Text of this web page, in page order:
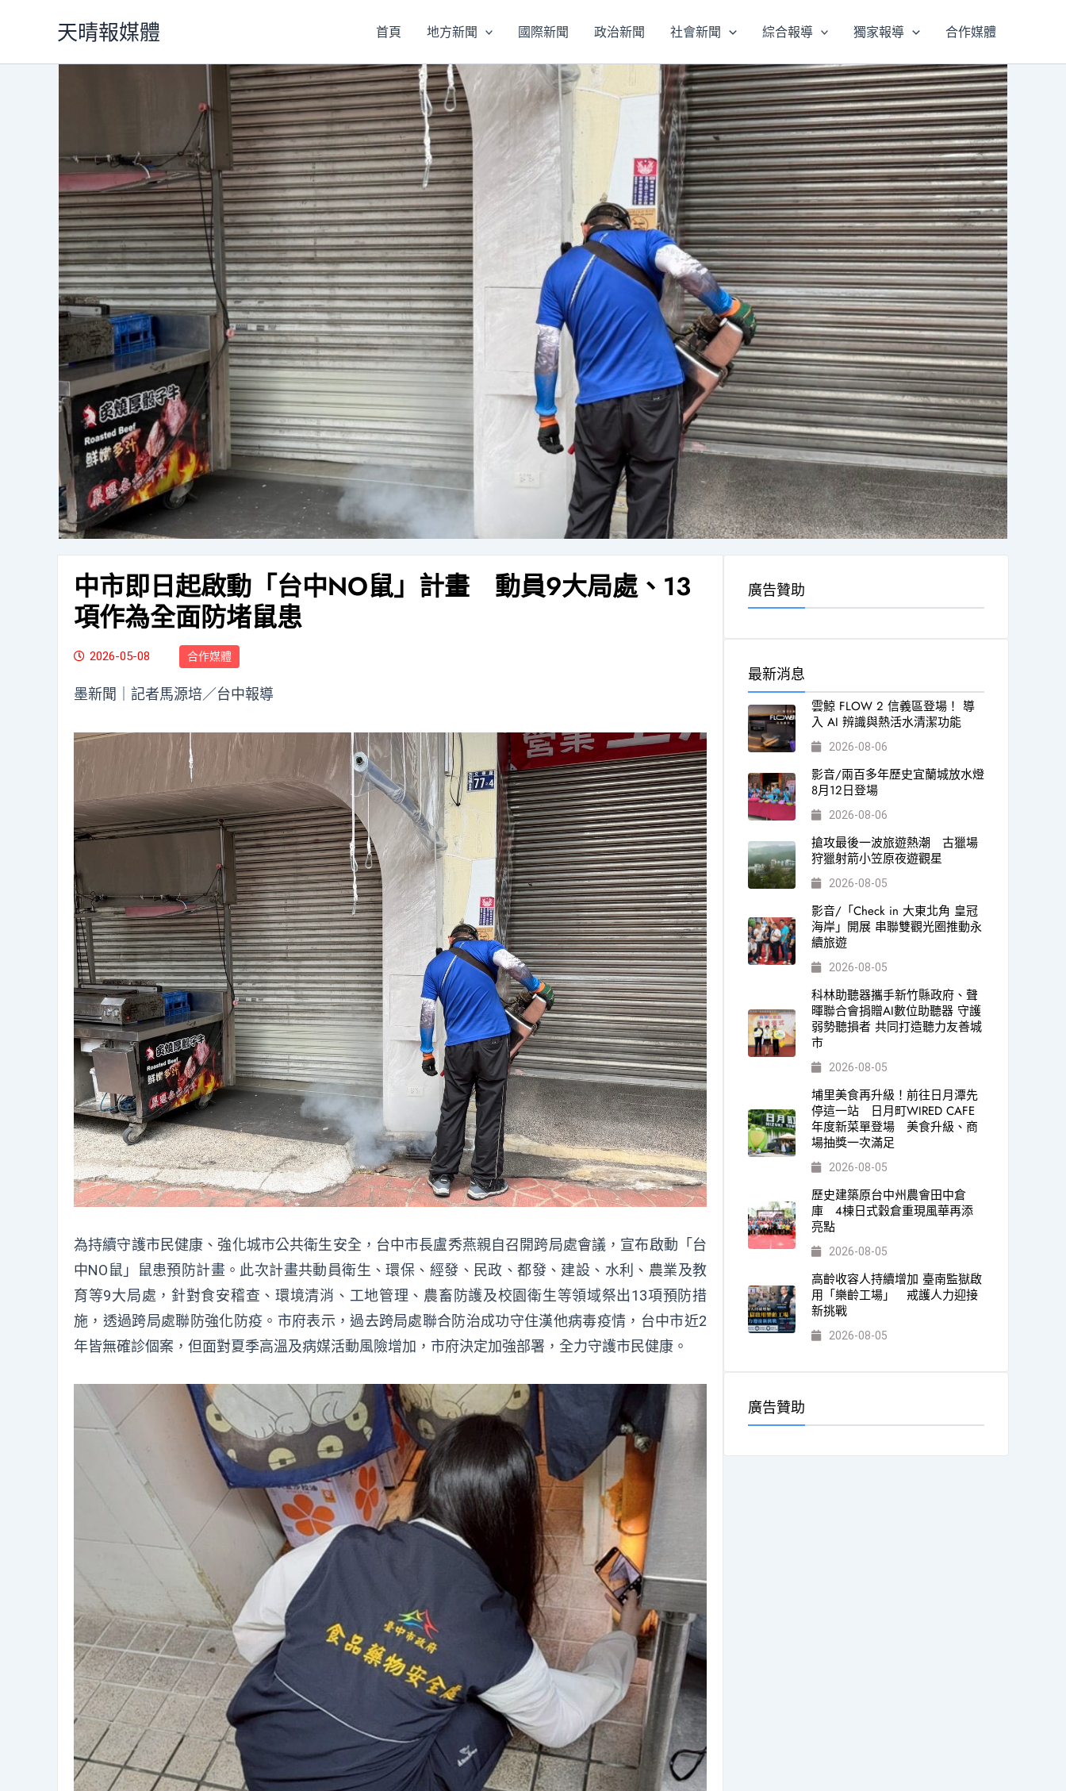
天晴報媒體 首頁 地方新聞 國際新聞 政治新聞 社會新聞 綜合報導 獨家報導 合作媒體
中市即日起啟動「台中NO鼠」計畫 動員9大局處、13
項作為全面防堵鼠患
2026-05-08 合作媒體
墨新聞 ｜記者馬源培／台中報導
為持續守護市民健康、強化城市公共衛生安全，台中市長盧秀燕親自召開跨局處會議，宣布啟動「台
中NO鼠」鼠患預防計畫。此次計畫共動員衛生、環保、經發、民政、都發、建設、水利、農業及教
育等9大局處，針對食安稽查、環境清消、工地管理、農畜防護及校園衛生等領域祭出13項預防措
施，透過跨局處聯防強化防疫。市府表示，過去跨局處聯合防治成功守住漢他病毒疫情，台中市近2
年皆無確診個案，但面對夏季高溫及病媒活動風險增加，市府決定加強部署，全力守護市民健康。
廣告贊助
最新消息
雲鯨 FLOW 2 信義區登場！ 導
入 AI 辨識與熱活水清潔功能
2026-08-06
影音/兩百多年歷史宜蘭城放水燈
8月12日登場
2026-08-06
搶攻最後一波旅遊熱潮 古獵場
狩獵射箭小笠原夜遊觀星
2026-08-05
影音/「Check in 大東北角 皇冠
海岸」開展 串聯雙觀光圈推動永
續旅遊
2026-08-05
科林助聽器攜手新竹縣政府、聲
暉聯合會捐贈AI數位助聽器 守護
弱勢聽損者 共同打造聽力友善城
市
2026-08-05
埔里美食再升級！前往日月潭先
停這一站 日月町WIRED CAFE
年度新菜單登場 美食升級、商
場抽獎一次滿足
2026-08-05
歷史建築原台中州農會田中倉
庫 4棟日式穀倉重現風華再添
亮點
2026-08-05
高齡收容人持續增加 臺南監獄啟
用「樂齡工場」 戒護人力迎接
新挑戰
2026-08-05
廣告贊助